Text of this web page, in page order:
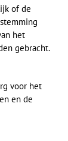
of de
het
gebracht.
voor het
en de